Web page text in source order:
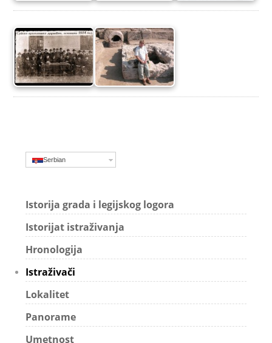
Serbian
Istorija grada i legijskog logora
Istorijat istraživanja
Hronologija
Istraživači
Lokalitet
Panorame
Umetnost